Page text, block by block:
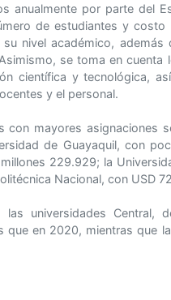
anualmente por parte del
de estudiantes y
nivel académico,
se toma en
científica y tecnológica,
y el personal.
con mayores asignaciones
de Guayaquil, con
229.929; la
Nacional, con USD
universidades Central,
que en 2020, mientras que